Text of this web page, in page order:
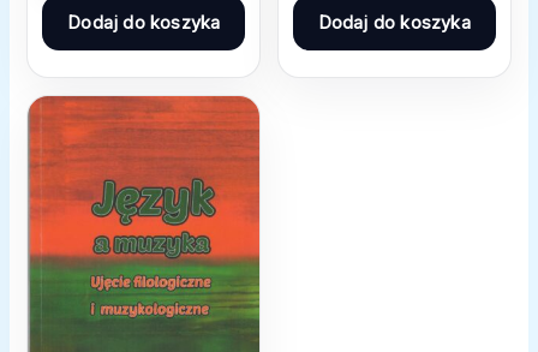
Dodaj do koszyka Dodaj do koszyka